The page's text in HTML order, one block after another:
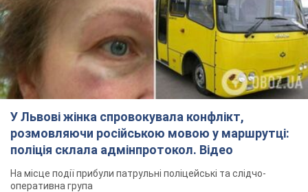
У Львові жінка спровокувала конфлікт,
розмовляючи російською мовою у маршрутці:
поліція склала адмінпротокол. Відео
На місце події прибули патрульні поліцейські та слідчо-
оперативна група